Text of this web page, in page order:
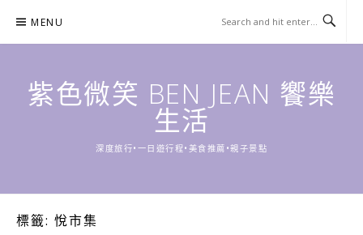
content
MENU
紫色微笑 BEN JEAN 饗樂
生活
深度旅行•一日遊行程•美食推薦•親子景點
標籤: 悅市集